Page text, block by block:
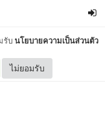
รับนโยบายความเป็นส่วนตัว
ไม่ยอมรับ